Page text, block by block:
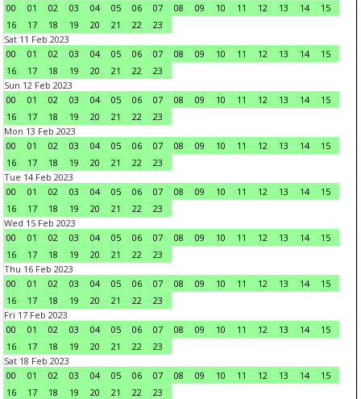
00
01 02 03 04 05 06 07 08 09 10 11 12 13 14
15
16
17 18 19 20 21 22
23
Sat 11 Feb 2023
00
01 02 03 04 05 06 07 08 09 10 11 12 13 14
15
16
17 18 19 20 21 22
23
Sun 12 Feb 2023
00
01 02 03 04 05 06 07 08 09 10 11 12 13 14
15
16
17 18 19 20 21 22
23
Mon 13 Feb 2023
00
01 02 03 04 05 06 07 08 09 10 11 12 13 14
15
16
17 18 19 20 21 22
23
Tue 14 Feb 2023
00
01 02 03 04 05 06 07 08 09 10 11 12 13 14
15
16
17 18 19 20 21 22
23
Wed 15 Feb 2023
00
01 02 03 04 05 06 07 08 09 10 11 12 13 14
15
16
17 18 19 20 21 22
23
Thu 16 Feb 2023
00
01 02 03 04 05 06 07 08 09 10 11 12 13 14
15
16
17 18 19 20 21 22
23
Fri 17 Feb 2023
00
01 02 03 04 05 06 07 08 09 10 11 12 13 14
15
16
17 18 19 20 21 22
23
Sat 18 Feb 2023
00
01 02 03 04 05 06 07 08 09 10 11 12 13 14
15
16
17 18 19 20 21 22
23